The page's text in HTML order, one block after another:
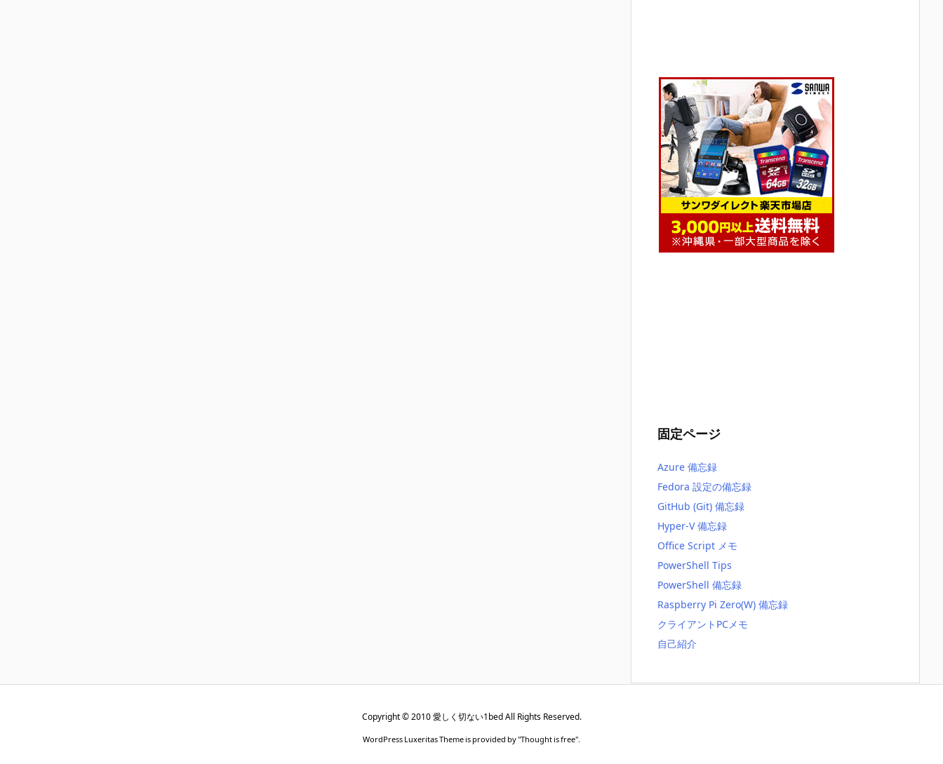
固定ページ
Azure 備忘録
Fedora 設定の備忘録
GitHub (Git) 備忘録
Hyper-V 備忘録
Office Script メモ
PowerShell Tips
PowerShell 備忘録
Raspberry Pi Zero(W) 備忘録
クライアントPCメモ
自己紹介
Copyright ©2010 愛しく切ない1bedAll Rights Reserved.
WordPress Luxeritas Theme is provided by "Thought is free".